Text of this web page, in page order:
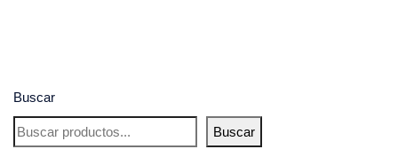
Buscar
Buscar